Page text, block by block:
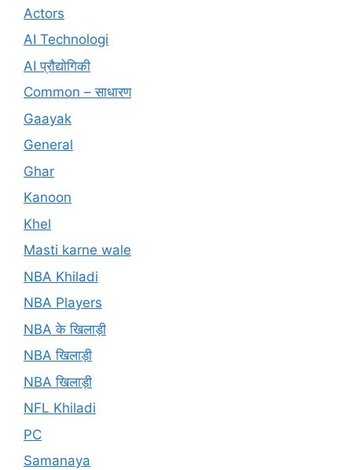
Actors
AI Technologi
AI प्रौद्योगिकी
Common – साधारण
Gaayak
General
Ghar
Kanoon
Khel
Masti karne wale
NBA Khiladi
NBA Players
NBA के खिलाड़ी
NBA खिलाड़ी
NBA खिलाड़ी
NFL Khiladi
PC
Samanaya